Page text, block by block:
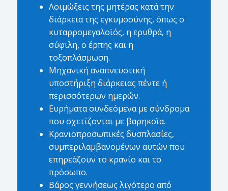
Λοιμώξεις της μητέρας κατά την
διάρκεια της εγκυμοσύνης, όπως ο
κυταρρομεγαλοϊός, η ερυθρά, η
σύφιλη, ο έρπης και η
τοξοπλάσμωση.
Μηχανική αναπνευστική
υποστήριξη διάρκειας πέντε ή
περισσότερων ημερών.
Ευρήματα συνδεόμενα με σύνδρομα
που σχετίζονται με βαρηκοϊα.
Κρανιοπροσωπικές δυσπλασίες,
συμπεριλαμβανομένων αυτών που
επηρεάζουν το κρανίο και το
πρόσωπο.
Βάρος γεννήσεως λιγότερο από